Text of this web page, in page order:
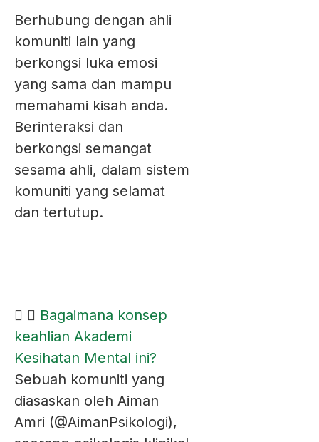
Berhubung dengan ahli
komuniti lain yang
berkongsi luka emosi
yang sama dan mampu
memahami kisah anda.
Berinteraksi dan
berkongsi semangat
sesama ahli, dalam sistem
komuniti yang selamat
dan tertutup.
Bagaimana konsep
keahlian Akademi
Kesihatan Mental ini?
Sebuah komuniti yang
diasaskan oleh Aiman
Amri (@AimanPsikologi),